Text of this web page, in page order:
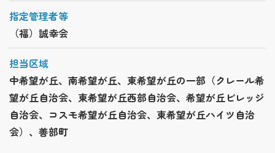
指定管理者等
（福）誠幸会
担当区域
中希望が丘、南希望が丘、東希望が丘の一部（クレール希
望が丘自治会、東希望が丘西部自治会、希望が丘ビレッジ
自治会、コスモ希望が丘自治会、東希望が丘ハイツ自治
会）、善部町